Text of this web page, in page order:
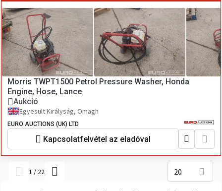
Morris TWPT1500 Petrol Pressure Washer, Honda
Engine, Hose, Lance
Aukció
Egyesült Királyság, Omagh
EURO AUCTIONS (UK) LTD
Kapcsolatfelvétel az eladóval
1 / 22 20